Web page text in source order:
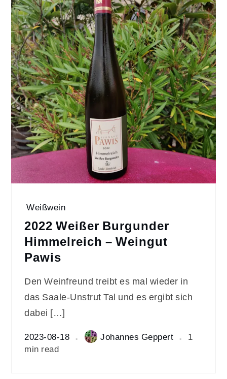
Weißwein
2022 Weißer Burgunder
Himmelreich – Weingut
Pawis
Den Weinfreund treibt es mal wieder in
das Saale-Unstrut Tal und es ergibt sich
dabei […]
2023-08-18 Johannes Geppert
1
min read